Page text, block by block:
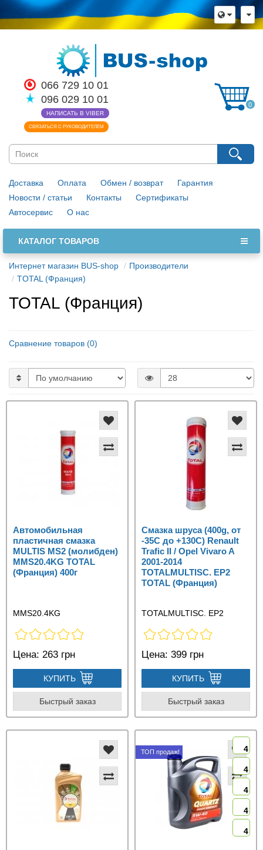
066 729 10 01
096 029 10 01
НАПИСАТЬ В VIBER
СВЯЗАТЬСЯ С РУКОВОДИТЕЛЕМ
0
Доставка Оплата Обмен / возврат
Гарантия
Новости / статьи
Контакты
Сертификаты
Автосервис
О нас
КАТАЛОГ ТОВАРОВ
Интернет магазин BUS-shop
Производители
TOTAL (Франция)
×
Язык магазина
Выберите пожалуйста язык магазина
Русский
Українська
Закрыть
TOTAL (Франция)
Сравнение товаров (0)
Автомобильная
пластичная смазка
MULTIS MS2 (молибден)
MMS20.4KG TOTAL
(Франция) 400г
MMS20.4KG
Цена: 263 грн
КУПИТЬ
Быстрый заказ
Смазка шруса (400g, от
-35С до +130C) Renault
Trafic II / Opel Vivaro A
2001-2014
TOTALMULTISC. EP2
TOTAL (Франция)
TOTALMULTISC. EP2
Цена: 399 грн
КУПИТЬ
Быстрый заказ
ТОП продаж! 4
4
4
4
4